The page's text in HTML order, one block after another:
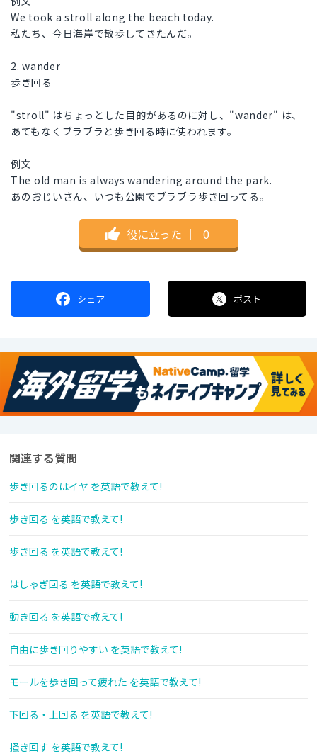
We took a stroll along the beach today.
私たち、今日海岸で散歩してきたんだ。
2. wander
歩き回る
"stroll" はちょっとした目的があるのに対し、"wander" は、
あてもなくブラブラと歩き回る時に使われます。
例文
The old man is always wandering around the park.
あのおじいさん、いつも公園でブラブラ歩き回ってる。
役に立った ｜ 0
シェア ポスト
関連する質問
歩き回るのはイヤ を英語で教えて!
歩き回る を英語で教えて!
歩き回る を英語で教えて!
はしゃぎ回る を英語で教えて!
動き回る を英語で教えて!
自由に歩き回りやすい を英語で教えて!
モールを歩き回って疲れた を英語で教えて!
下回る・上回る を英語で教えて!
掻き回す を英語で教えて!